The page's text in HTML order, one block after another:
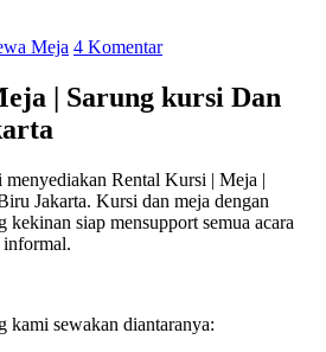
Meja 4 Komentar
| Sarung kursi Dan
menyediakan Rental Kursi | Meja |
Jakarta. Kursi dan meja dengan
siap mensupport semua acara
informal.
kami sewakan diantaranya: